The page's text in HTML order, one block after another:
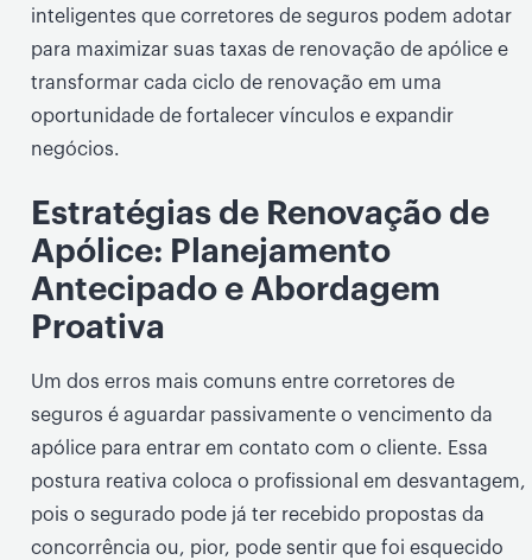
inteligentes que corretores de seguros podem adotar
para maximizar suas taxas de renovação de apólice e
transformar cada ciclo de renovação em uma
oportunidade de fortalecer vínculos e expandir
negócios.
Estratégias de Renovação de
Apólice: Planejamento
Antecipado e Abordagem
Proativa
Um dos erros mais comuns entre corretores de
seguros é aguardar passivamente o vencimento da
apólice para entrar em contato com o cliente. Essa
postura reativa coloca o profissional em desvantagem,
pois o segurado pode já ter recebido propostas da
concorrência ou, pior, pode sentir que foi esquecido